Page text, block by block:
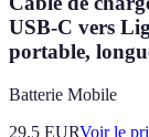
USB-C vers
portable,
Batterie Mobile
29.5 EURVoir le